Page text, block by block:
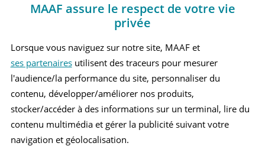
Avis Dacia Sandero 2
Berline (2012 - 2021)
Recherche d'un véhicule
Comparer deux véhicules
MAAF assure le respect de votre vie
privée
Lorsque vous naviguez sur notre site, MAAF et
ses partenairesutilisent des traceurs pour mesurer
l'audience/la performance du site, personnaliser du
contenu, développer/améliorer nos produits,
stocker/accéder à des informations sur un terminal, lire du
contenu multimédia et gérer la publicité suivant votre
navigation et géolocalisation.